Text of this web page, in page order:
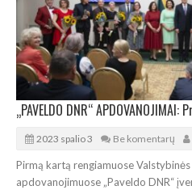
2023 spalio 3 Be komentarų
Pirmą kartą rengiamuose
apdovanojimuose „Paveldo DNR“